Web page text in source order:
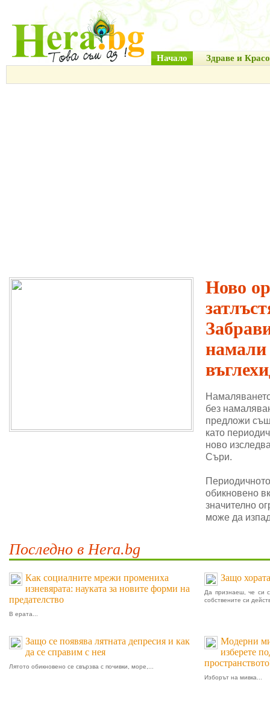
Начало Здраве и
Ново
намали
без
предложи
като
ново
Съри.
обикновено
значително
може да
Последно в Hera.bg
Как социалните мрежи промениха
изневярата: науката за новите форми на
предателство
В ерата...
Защо
Да признаеш, че си
собствените си
Защо се появява лятната депресия и как
да се справим с нея
Лятото обикновено се свързва с почивки, море,...
Модерни
изберете
Изборът на мивка...